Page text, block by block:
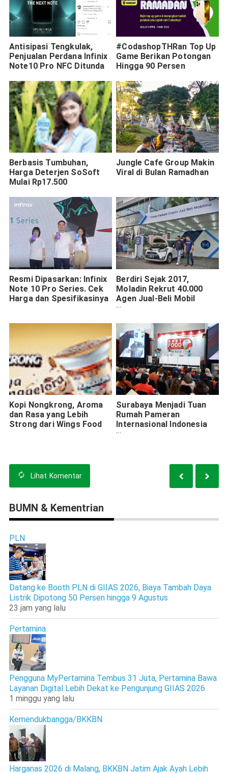
Antisipasi Tengkulak,
Penjualan Perdana Infinix
Note10 Pro NFC Ditunda
#CodashopTHRan Top Up
Game Berikan Potongan
Hingga 90 Persen
Berbasis Tumbuhan,
Harga Deterjen SoSoft
Mulai Rp17.500
Jungle Cafe Group Makin
Viral di Bulan Ramadhan
Resmi Dipasarkan: Infinix
Note 10 Pro Series. Cek
Harga dan Spesifikasinya
Berdiri Sejak 2017,
Moladin Rekrut 40.000
Agen Jual-Beli Mobil
dengan Income Menarik
Kopi Nongkrong, Aroma
dan Rasa yang Lebih
Strong dari Wings Food
Surabaya Menjadi Tuan
Rumah Pameran
Internasional Indonesia
Food Expo 2022
Lihat Komentar
BUMN & Kementrian
PLN
Datang ke Booth PLN di GIIAS 2026, Biaya Tambah Daya
Listrik Dipotong 50 Persen hingga 9 Agustus
23 jam yang lalu
Pertamina
Pengguna MyPertamina Tembus 31 Juta, Pertamina Bawa
Layanan Digital Lebih Dekat ke Pengunjung GIIAS 2026
1 minggu yang lalu
Kemendukbangga/BKKBN
Harganas 2026 di Malang, BKKBN Jatim Ajak Ayah Lebih